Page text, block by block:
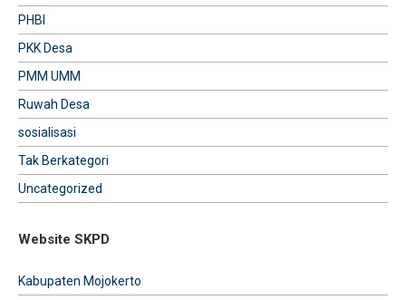
PHBI
PKK Desa
PMM UMM
Ruwah Desa
sosialisasi
Tak Berkategori
Uncategorized
Website SKPD
Kabupaten Mojokerto